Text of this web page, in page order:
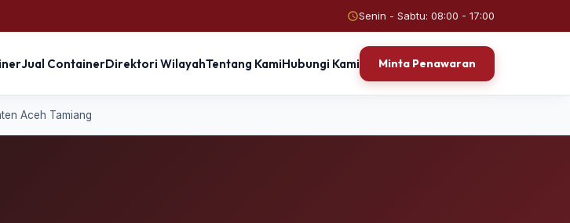
Senin - Sabtu: 08:00 - 17:00
Jual ContainerDirektori WilayahTentang KamiHubungi Kami Minta Penawaran
Aceh Tamiang